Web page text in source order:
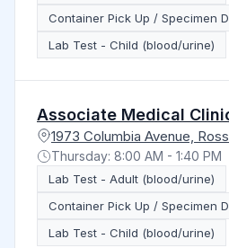
Container Pick Up / Specimen
Lab Test - Child (blood/urine)
Associate Medical
1973 Columbia Avenue,
Thursday: 8:00 AM - 1:40 PM
Lab Test - Adult (blood/urine)
Container Pick Up / Specimen
Lab Test - Child (blood/urine)